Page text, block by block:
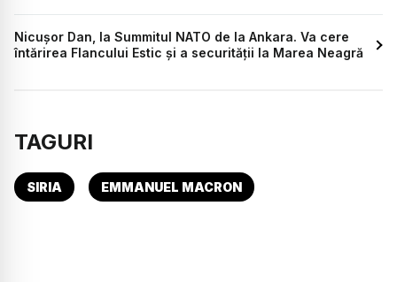
Nicușor Dan, la Summitul NATO de la Ankara. Va cere
întărirea Flancului Estic și a securității la Marea Neagră
TAGURI
SIRIA EMMANUEL MACRON